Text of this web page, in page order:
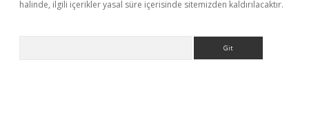
halinde, ilgili içerikler yasal süre içerisinde sitemizden kaldırılacaktır.